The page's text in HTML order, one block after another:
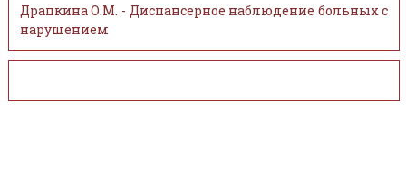
Драпкина О.М. - Диспансерное наблюдение больных с
нарушением